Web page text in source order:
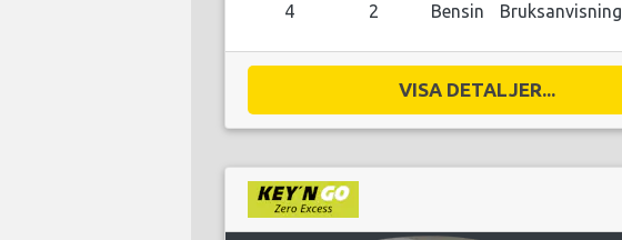
4 2 Bensin Bruksanvisning
VISA DETALJER...